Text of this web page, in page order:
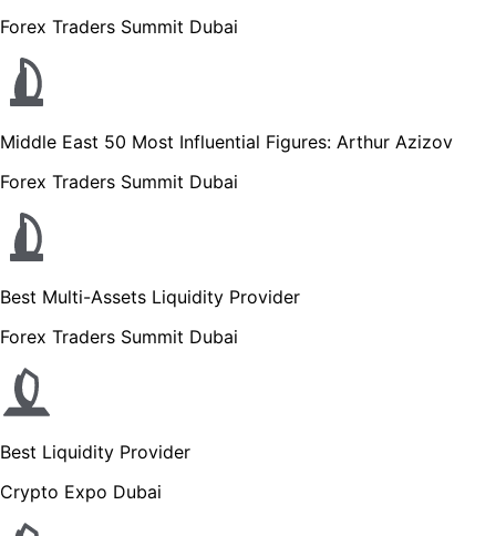
Forex Traders Summit Dubai
Middle East 50 Most Influential Figures: Arthur Azizov
Forex Traders Summit Dubai
Best Multi-Assets Liquidity Provider
Forex Traders Summit Dubai
Best Liquidity Provider
Crypto Expo Dubai